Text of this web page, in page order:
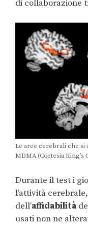
di collaborazione
Le aree cerebrali che si
MDMA (Cortesia King’s
Durante il test i
l’attività
dell’affidabilità
usati non ne